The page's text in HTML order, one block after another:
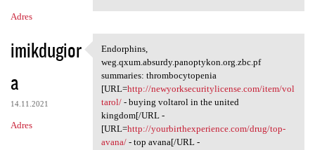
Adres
imikdugior
a
14.11.2021
Adres
Endorphins, weg.qxum.absurdy
Endorphins,
weg.qxum.absurdy.panoptykon.org.zbc.pf
summaries: thrombocytopenia
[URL=http://newyorksecuritylicense.com/item/vol
tarol/- buying voltarol in the united
kingdom[/URL -
[URL=http://yourbirthexperience.com/drug/top-
avana/- top avana[/URL -